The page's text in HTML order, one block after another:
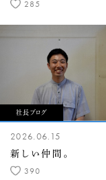
285
社長ブログ
2026.06.15
新しい仲間。
390